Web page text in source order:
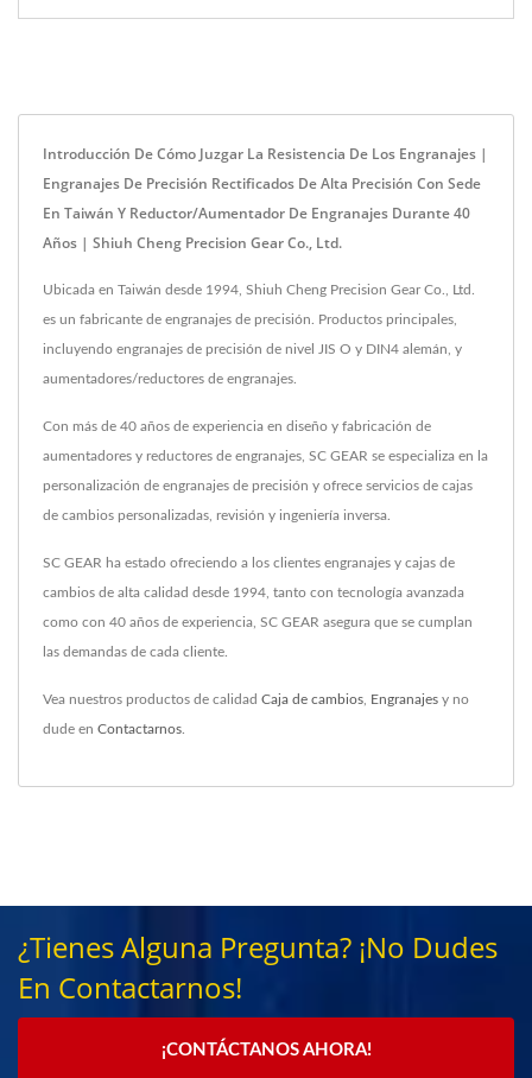
Introducción De Cómo Juzgar La Resistencia De Los Engranajes |
Engranajes De Precisión Rectificados De Alta Precisión Con Sede
En Taiwán Y Reductor/aumentador De Engranajes Durante 40
Años | Shiuh Cheng Precision Gear Co., Ltd.
Ubicada en Taiwán desde 1994, Shiuh Cheng Precision Gear Co., Ltd.
es un fabricante de engranajes de precisión. Productos principales,
incluyendo engranajes de precisión de nivel JIS O y DIN4 alemán, y
aumentadores/reductores de engranajes.
Con más de 40 años de experiencia en diseño y fabricación de
aumentadores y reductores de engranajes, SC GEAR se especializa en la
personalización de engranajes de precisión y ofrece servicios de cajas
de cambios personalizadas, revisión y ingeniería inversa.
SC GEAR ha estado ofreciendo a los clientes engranajes y cajas de
cambios de alta calidad desde 1994, tanto con tecnología avanzada
como con 40 años de experiencia, SC GEAR asegura que se cumplan
las demandas de cada cliente.
Vea nuestros productos de calidad Caja de cambios Engranajes y no
dude en Contactarnos
¿Tienes Alguna Pregunta? ¡No Dudes
En Contactarnos!
¡CONTÁCTANOS AHORA!